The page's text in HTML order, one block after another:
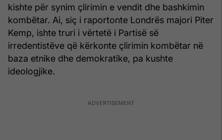
kishte për synim çlirimin e vendit dhe bashkimin
kombëtar. Ai, siç i raportonte Londrës majori Piter
Kemp, ishte truri i vërtetë i Partisë së
irredentistëve që kërkonte çlirimin kombëtar në
baza etnike dhe demokratike, pa kushte
ideologjike.